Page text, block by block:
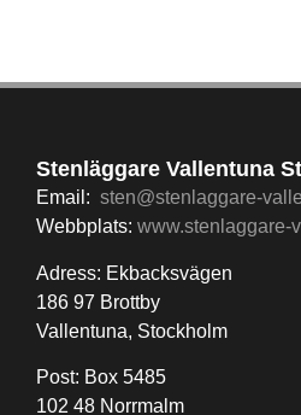
Stenläggare Vallentuna
Email: sten@stenlaggare-
Webbplats: www.stenlaggare-
Adress: Ekbacksvägen
186 97 Brottby
Vallentuna, Stockholm
Post: Box 5485
102 48 Norrmalm